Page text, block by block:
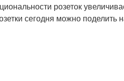
розеток
сегодня можно поделить